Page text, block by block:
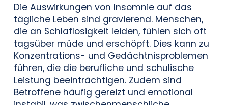
Die Auswirkungen von Insomnie auf das
tägliche Leben sind gravierend. Menschen,
die an Schlaflosigkeit leiden, fühlen sich oft
tagsüber müde und erschöpft. Dies kann zu
Konzentrations- und Gedächtnisproblemen
führen, die die berufliche und schulische
Leistung beeinträchtigen. Zudem sind
Betroffene häufig gereizt und emotional